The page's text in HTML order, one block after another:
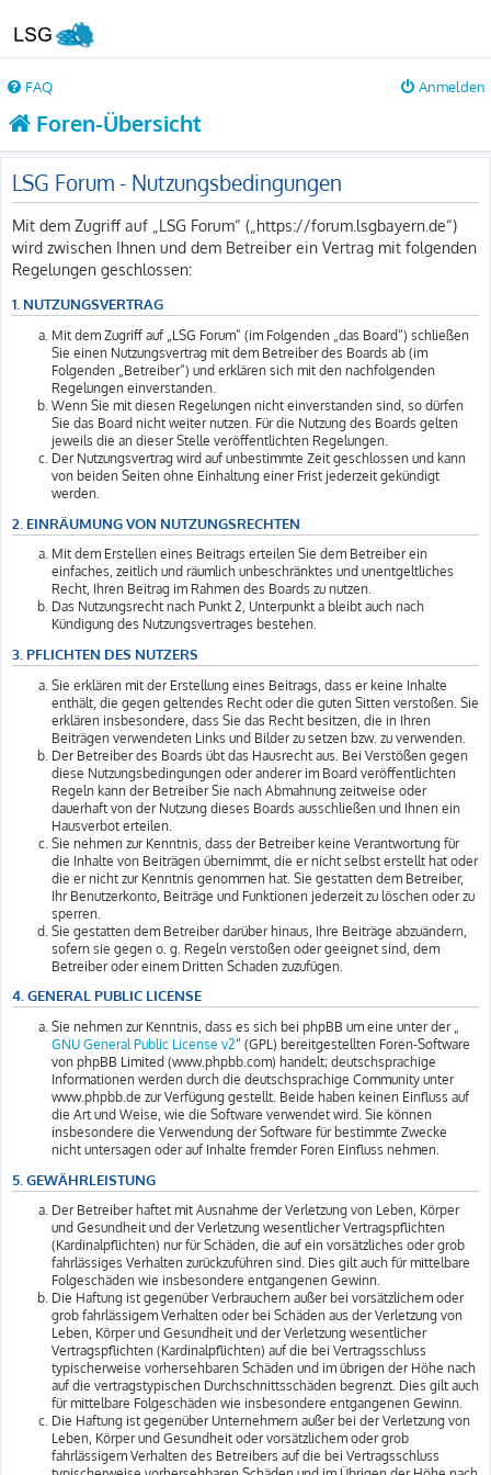
FAQ Anmelden
Foren-Übersicht
LSG Forum - Nutzungsbedingungen
Mit dem Zugriff auf „LSG Forum“ („https://forum.lsgbayern.de“)
wird zwischen Ihnen und dem Betreiber ein Vertrag mit folgenden
Regelungen geschlossen:
1. NUTZUNGSVERTRAG
Mit dem Zugriff auf „LSG Forum“ (im Folgenden „das Board“) schließen
Sie einen Nutzungsvertrag mit dem Betreiber des Boards ab (im
Folgenden „Betreiber“) und erklären sich mit den nachfolgenden
Regelungen einverstanden.
Wenn Sie mit diesen Regelungen nicht einverstanden sind, so dürfen
Sie das Board nicht weiter nutzen. Für die Nutzung des Boards gelten
jeweils die an dieser Stelle veröffentlichten Regelungen.
Der Nutzungsvertrag wird auf unbestimmte Zeit geschlossen und kann
von beiden Seiten ohne Einhaltung einer Frist jederzeit gekündigt
werden.
2. EINRÄUMUNG VON NUTZUNGSRECHTEN
Mit dem Erstellen eines Beitrags erteilen Sie dem Betreiber ein
einfaches, zeitlich und räumlich unbeschränktes und unentgeltliches
Recht, Ihren Beitrag im Rahmen des Boards zu nutzen.
Das Nutzungsrecht nach Punkt 2, Unterpunkt a bleibt auch nach
Kündigung des Nutzungsvertrages bestehen.
3. PFLICHTEN DES NUTZERS
Sie erklären mit der Erstellung eines Beitrags, dass er keine Inhalte
enthält, die gegen geltendes Recht oder die guten Sitten verstoßen. Sie
erklären insbesondere, dass Sie das Recht besitzen, die in Ihren
Beiträgen verwendeten Links und Bilder zu setzen bzw. zu verwenden.
Der Betreiber des Boards übt das Hausrecht aus. Bei Verstößen gegen
diese Nutzungsbedingungen oder anderer im Board veröffentlichten
Regeln kann der Betreiber Sie nach Abmahnung zeitweise oder
dauerhaft von der Nutzung dieses Boards ausschließen und Ihnen ein
Hausverbot erteilen.
Sie nehmen zur Kenntnis, dass der Betreiber keine Verantwortung für
die Inhalte von Beiträgen übernimmt, die er nicht selbst erstellt hat oder
die er nicht zur Kenntnis genommen hat. Sie gestatten dem Betreiber,
Ihr Benutzerkonto, Beiträge und Funktionen jederzeit zu löschen oder zu
sperren.
Sie gestatten dem Betreiber darüber hinaus, Ihre Beiträge abzuändern,
sofern sie gegen o. g. Regeln verstoßen oder geeignet sind, dem
Betreiber oder einem Dritten Schaden zuzufügen.
4. GENERAL PUBLIC LICENSE
Sie nehmen zur Kenntnis, dass es sich bei phpBB um eine unter der „
GNU General Public License v2“ (GPL) bereitgestellten Foren-Software
von phpBB Limited (www.phpbb.com) handelt; deutschsprachige
Informationen werden durch die deutschsprachige Community unter
www.phpbb.de zur Verfügung gestellt. Beide haben keinen Einfluss auf
die Art und Weise, wie die Software verwendet wird. Sie können
insbesondere die Verwendung der Software für bestimmte Zwecke
nicht untersagen oder auf Inhalte fremder Foren Einfluss nehmen.
5. GEWÄHRLEISTUNG
Der Betreiber haftet mit Ausnahme der Verletzung von Leben, Körper
und Gesundheit und der Verletzung wesentlicher Vertragspflichten
(Kardinalpflichten) nur für Schäden, die auf ein vorsätzliches oder grob
fahrlässiges Verhalten zurückzuführen sind. Dies gilt auch für mittelbare
Folgeschäden wie insbesondere entgangenen Gewinn.
Die Haftung ist gegenüber Verbrauchern außer bei vorsätzlichem oder
grob fahrlässigem Verhalten oder bei Schäden aus der Verletzung von
Leben, Körper und Gesundheit und der Verletzung wesentlicher
Vertragspflichten (Kardinalpflichten) auf die bei Vertragsschluss
typischerweise vorhersehbaren Schäden und im übrigen der Höhe nach
auf die vertragstypischen Durchschnittsschäden begrenzt. Dies gilt auch
für mittelbare Folgeschäden wie insbesondere entgangenen Gewinn.
Die Haftung ist gegenüber Unternehmern außer bei der Verletzung von
Leben, Körper und Gesundheit oder vorsätzlichem oder grob
fahrlässigem Verhalten des Betreibers auf die bei Vertragsschluss